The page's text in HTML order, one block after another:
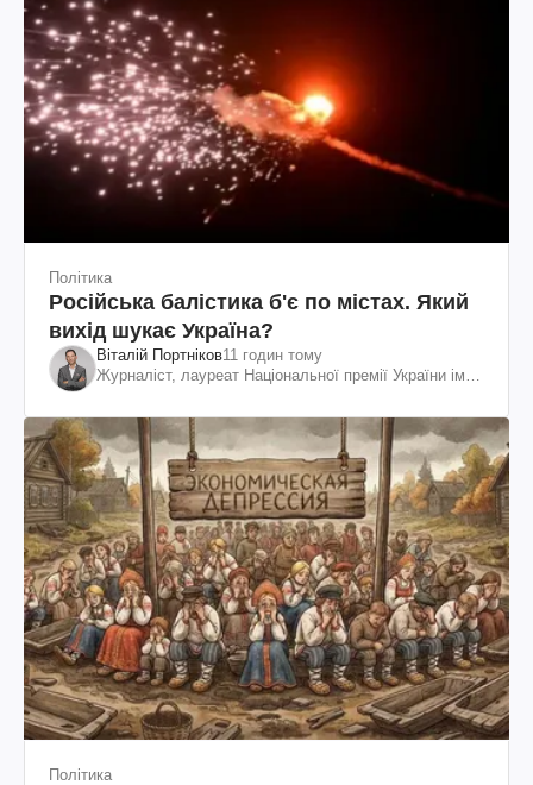
Політика
Російська балістика б'є по містах. Який
вихід шукає Україна?
Віталій Портніков11 годин тому
Журналіст, лауреат Національної премії України ім.
Політика